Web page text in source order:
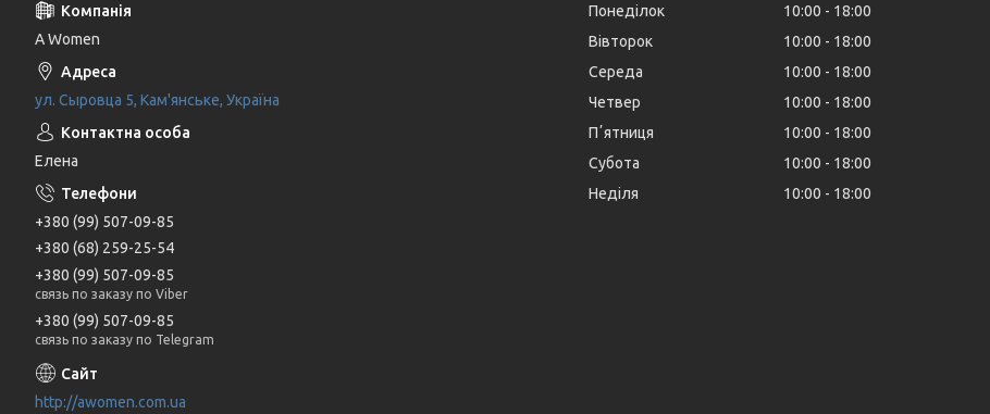
A Women
ул. Сыровца 5, Кам'янське, Україна
Елена
+380 (99) 507-09-85
+380 (68) 259-25-54
+380 (99) 507-09-85
связь по заказу по Viber
+380 (99) 507-09-85
связь по заказу по Telegram
http://awomen.com.ua
Понеділок 10:00
18:00
Вівторок
10:00
18:00
Середа
10:00
18:00
Четвер
10:00
18:00
Пʼятниця
10:00
18:00
Субота
10:00
18:00
Неділя
10:00 18:00